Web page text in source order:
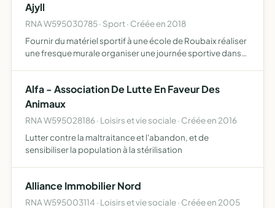
Ajyll
RNA W595030785 · Sport · Créée en 2018
Fournir du matériel sportif à une école de Roubaix réaliser
une fresque murale organiser une journée sportive dans
Alfa - Association De Lutte En Faveur Des
Animaux
RNA W595028186 · Loisirs et vie sociale · Créée en 2016
Lutter contre la maltraitance et l'abandon, et de
sensibiliser la population à la stérilisation
Alliance Immobilier Nord
RNA W595003114 · Loisirs et vie sociale · Créée en 2005